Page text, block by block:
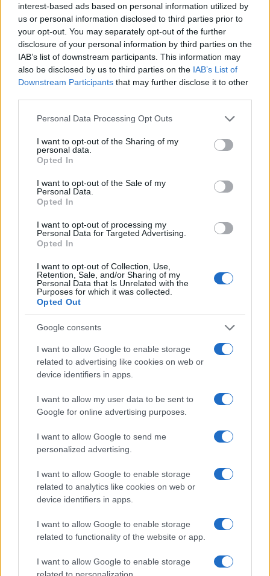
interest-based ads based on personal information utilized by
us or personal information disclosed to third parties prior to
your opt-out. You may separately opt-out of the further
disclosure of your personal information by third parties on the
IAB’s list of downstream participants. This information may
also be disclosed by us to third parties on the IAB’s List of
Downstream Participants that may further disclose it to other
Please note that this website/app uses one or more Google
not limited to your visit or usage behaviour. You may click to
grant or deny consent to Google and its third-party tags to
use your data for below specified purposes in below Google
consent section.
Personal Data Processing Opt Outs
I want to opt-out of the Sharing of my
personal data.
Opted In
I want to opt-out of the Sale of my
Personal Data.
Opted In
I want to opt-out of processing my
Personal Data for Targeted Advertising.
Opted In
I want to opt-out of Collection, Use,
Retention, Sale, and/or Sharing of my
Personal Data that Is Unrelated with the
Purposes for which it was collected.
Opted Out
Google consents
I want to allow Google to enable storage
related to advertising like cookies on web or
device identifiers in apps.
I want to allow my user data to be sent to
Google for online advertising purposes.
I want to allow Google to send me
personalized advertising.
I want to allow Google to enable storage
related to analytics like cookies on web or
device identifiers in apps.
I want to allow Google to enable storage
related to functionality of the website or app.
I want to allow Google to enable storage
related to personalization.
Hackers de Corea del Norte comprometen a OPPO y Coinbase
Diego Martín · 8 Ago 2026
Marta Ruiz · 8 Ago 2026
FINANZAS
gasolina y el diésel
Lucía Herrera · 7 Ago 2026